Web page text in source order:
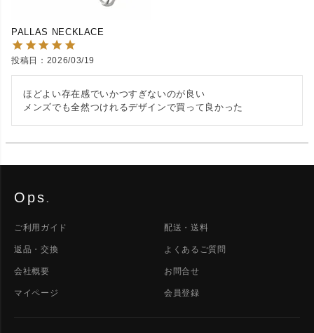
PALLAS NECKLACE
投稿日 2026/03/19
ほどよい存在感でいかつすぎないのが良い
メンズでも全然つけれるデザインで買って良かった
Ops.
ご利用ガイド 配送・送料
返品・交換 よくあるご質問
会社概要 お問合せ
マイページ 会員登録